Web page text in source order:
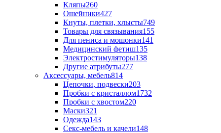
Кляпы260
Ошейники427
Кнуты, плетки, хлысты749
Товары для связывания155
Для пениса и мошонки141
Медицинский фетиш135
Электростимуляторы138
Другие атрибуты277
Аксессуары, мебель814
Цепочки, подвески203
Пробки с кристаллом1732
Пробки с хвостом220
Маски321
Одежда143
Секс-мебель и качели148